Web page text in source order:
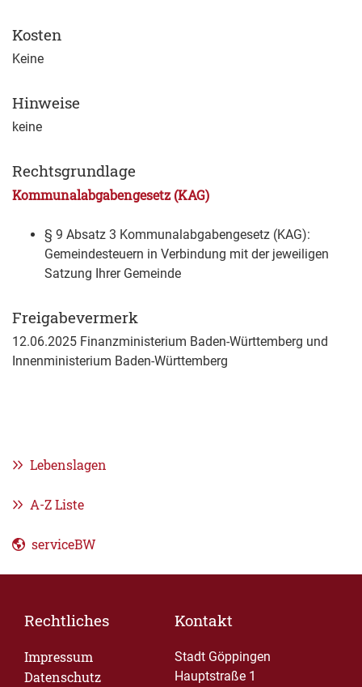
Kosten
Keine
Hinweise
keine
Rechtsgrundlage
Kommunalabgabengesetz (KAG)
§ 9 Absatz 3 Kommunalabgabengesetz (KAG):
Gemeindesteuern in Verbindung mit der jeweiligen
Satzung Ihrer Gemeinde
Freigabevermerk
12.06.2025 Finanzministerium Baden-Württemberg und
Innenministerium Baden-Württemberg
Lebenslagen
A-Z Liste
serviceBW
Rechtliches
Impressum
Datenschutz
Kontakt
Stadt Göppingen
Hauptstraße 1